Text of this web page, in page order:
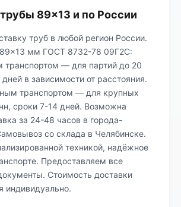
89×13 и по России
труб в любой регион России.
89×13 мм ГОСТ 8732-78 09Г2С:
транспортом — для партий до 20
в зависимости от расстояния.
транспортом — для крупных
сроки 7-14 дней. Возможна
за 24-48 часов в города-
со склада в Челябинске.
техникой, надёжное
Предоставляем все
Стоимость доставки
индивидуально.